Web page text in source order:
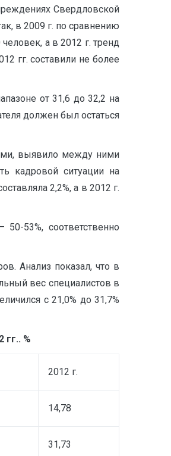
Свердловской
в 2009 г. по сравнению
а в 2012 г. тренд
гг. составили не более
от 31,6 до 32,2 на
должен был остаться
выявило между ними
кадровой ситуации на
2,2%, а в 2012 г.
53%, соответственно
Анализ показал, что в
вес специалистов в
с 21,0% до 31,7%
гг.. %
2012 г.
14,78
31,73